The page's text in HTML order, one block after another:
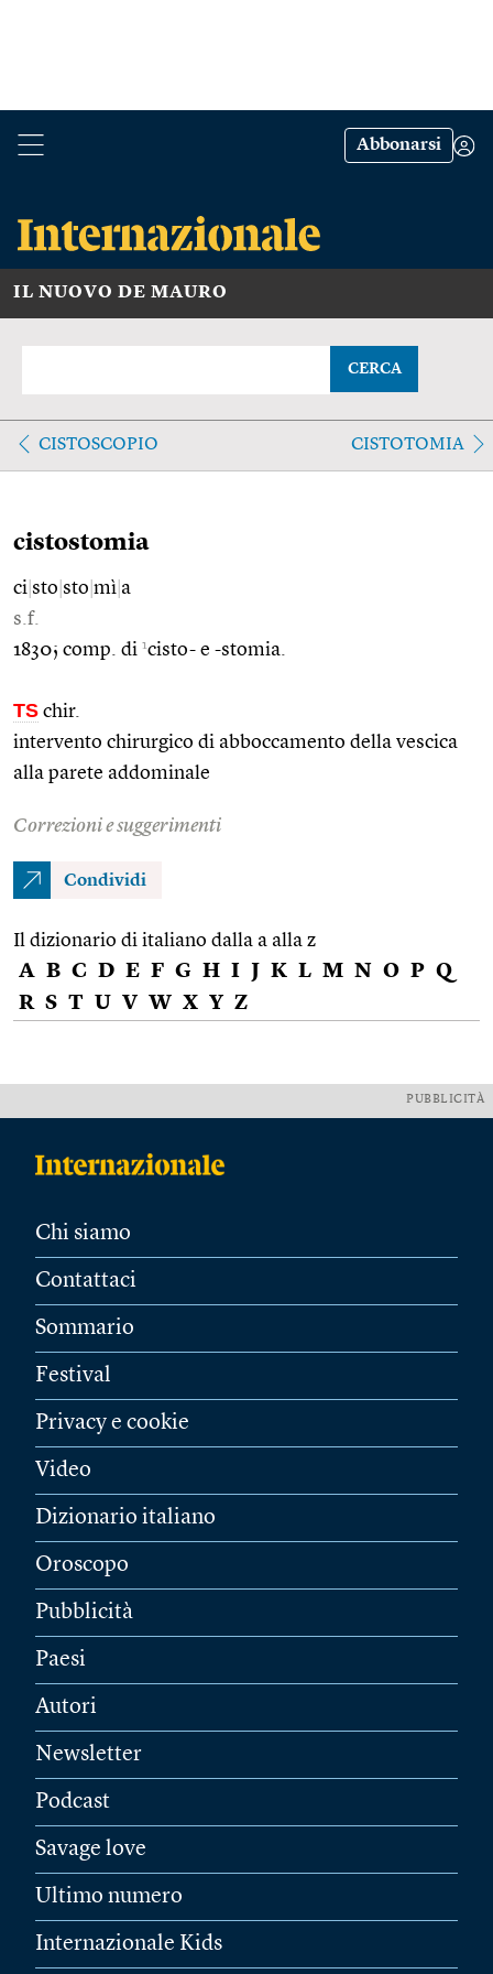
Abbonarsi
IL NUOVO DE MAURO
CERCA
CISTOSCOPIO CISTOTOMIA
cistostomia
ci sto sto mì a
s.f.
1830; comp. di 1cisto- e -stomia.
TS chir.
intervento chirurgico di abboccamento della vescica
alla parete addominale
Correzioni e suggerimenti
Condividi
Il dizionario di italiano dalla a alla z
A B C D E F G H I J K L M N O P Q
R S T U V W X Y Z
PUBBLICITÀ
Chi siamo
Contattaci
Sommario
Festival
Privacy e cookie
Video
Dizionario italiano
Oroscopo
Pubblicità
Paesi
Autori
Newsletter
Podcast
Savage love
Ultimo numero
Internazionale Kids